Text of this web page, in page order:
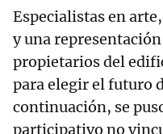
Especialistas en
y una
propietarios del
para elegir el futuro
continuación, se
participativo no